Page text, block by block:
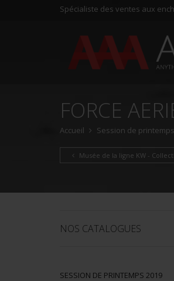
Spécialiste des ventes aux
FORCE
Accueil Session de
Musée de la ligne KW -
NOS CATALOGUES
SESSION DE PRINTEMPS 2019